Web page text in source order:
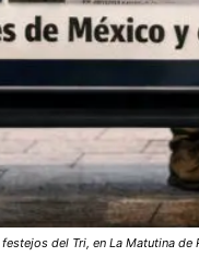
del Tri, en La Matutina de